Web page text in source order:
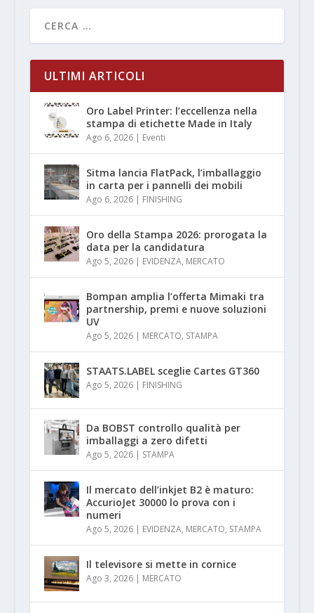
ULTIMI ARTICOLI
Oro Label Printer: l’eccellenza nella
stampa di etichette Made in Italy
Ago 6, 2026| Eventi
Sitma lancia FlatPack, l’imballaggio
in carta per i pannelli dei mobili
Ago 6, 2026| FINISHING
Oro della Stampa 2026: prorogata la
data per la candidatura
Ago 5, 2026| EVIDENZA, MERCATO
Bompan amplia l’offerta Mimaki tra
partnership, premi e nuove soluzioni
UV
Ago 5, 2026| MERCATO, STAMPA
STAATS.LABEL sceglie Cartes GT360
Ago 5, 2026| FINISHING
Da BOBST controllo qualità per
imballaggi a zero difetti
Ago 5, 2026| STAMPA
Il mercato dell’inkjet B2 è maturo:
AccurioJet 30000 lo prova con i
numeri
Ago 5, 2026| EVIDENZA, MERCATO, STAMPA
Il televisore si mette in cornice
Ago 3, 2026| MERCATO